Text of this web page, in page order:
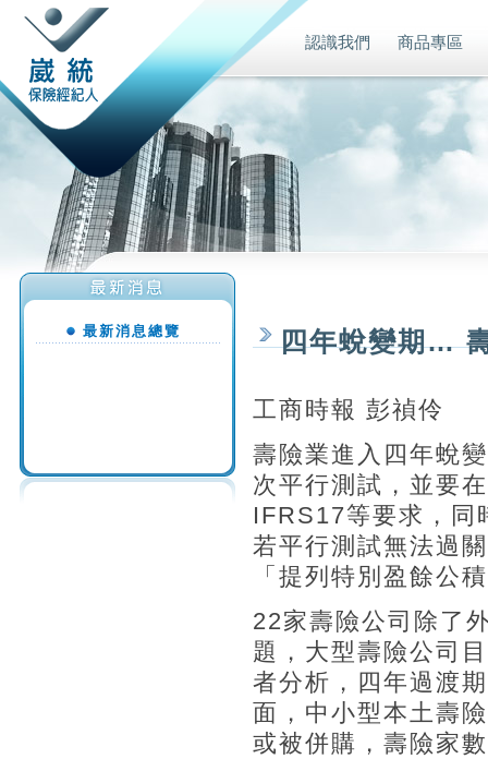
認識我們 商品專區
最新消息總覽 四年蛻變期…
工商時報 彭禎伶
壽險業進入四年蛻
次平行測試，並要
IFRS17等要求，同
若平行測試無法過
「提列特別盈餘公
22家壽險公司除了
題，大型壽險公司
者分析，四年過渡
面，中小型本土壽
或被併購，壽險家